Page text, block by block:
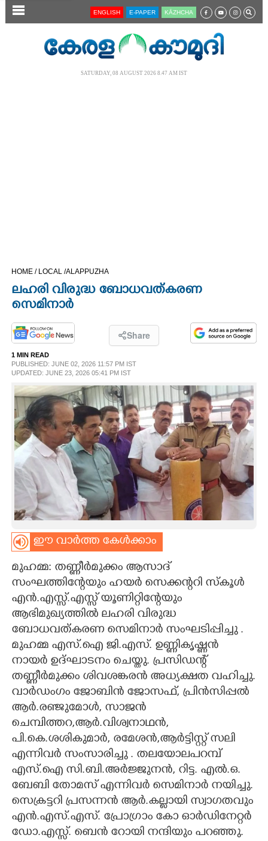
SECTIONS
SPIRITUAL
INFO+
ART
ASTRO
LITERATURE
ZOOM
CONTACT US
ENGLISH E-PAPER KĀZHCHA
SATURDAY, 08 AUGUST 2026 8.47 AM IST
HOME / LOCAL /ALAPPUZHA
ലഹരി വിരുദ്ധ ബോധവത്കരണ
സെമിനാർ
Share
1 MIN READ
PUBLISHED: JUNE 02, 2026 11:57 PM IST
UPDATED: JUNE 23, 2026 05:41 PM IST
ഈ വാർത്ത കേൾക്കാം
മുഹമ്മ: തണ്ണീർമുക്കം ആസാദ്
സംഘത്തിന്റേയും ഹയർ സെക്കന്ററി സ്കൂൾ
എൻ.എസ്സ്.എസ്സ് യൂണിറ്റിന്റേയും
ആഭിമുഖ്യത്തിൽ ലഹരി വിരുദ്ധ
ബോധവത്കരണ സെമിനാർ സംഘടിപ്പിച്ചു .
മുഹമ്മ എസ്.ഐ ജി.എസ്. ഉണ്ണികൃഷ്ണൻ
നായർ ഉദ്ഘാടനം ചെയ്തു. പ്രസിഡന്റ്
തണ്ണീർമുക്കം ശിവശങ്കരൻ അധ്യക്ഷത വഹിച്ചു.
വാർഡംഗം ജോബിൻ ജോസഫ്, പ്രിൻസിപ്പൽ
ആർ.രഞ്ജുമോൾ, സാജൻ
ചെമ്പിത്തറ,ആർ.വിശ്വനാഥൻ,
പി.കെ.ശശികുമാർ, രമേശൻ,ആർട്ടിസ്റ്റ് സലി
എന്നിവർ സംസാരിച്ചു . തലയോലപറമ്പ്
എസ്.ഐ സി.ബി.അർജ്ജുനൻ, റിട്ട. എൽ.ഒ.
ബേബി തോമസ് എന്നിവർ സെമിനാർ നയിച്ചു.
സെക്രട്ടറി പ്രസന്നൻ ആർ.കല്ലായി സ്വാഗതവും
എൻ.എസ്.എസ്. പ്രോഗ്രാം കോ ഓർഡിനേറ്റർ
ഡോ.എസ്സ്. ബെൻ റോയി നന്ദിയും പറഞ്ഞു.